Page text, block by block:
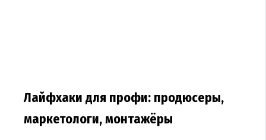
Лайфхаки для профи: продюсеры,
маркетологи, монтажёры